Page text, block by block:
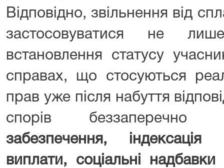
Відповідно, звільнення від
застосовуватися не
встановлення статусу
справах, що стосуються
прав уже після набуття
спорів
забезпечення, індексація
виплати, соціальні